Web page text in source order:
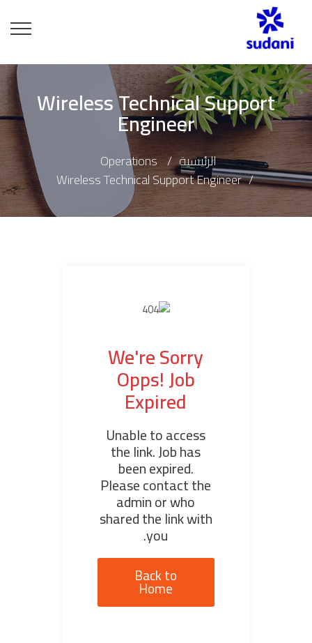
Wireless Technical Support
Engineer
الرئيسية
Operations
Wireless Technical Support Engineer
We're Sorry
Opps! Job
Expired
Unable to access
the link. Job has
been expired.
Please contact the
admin or who
shared the link with
you.
Back to
Home